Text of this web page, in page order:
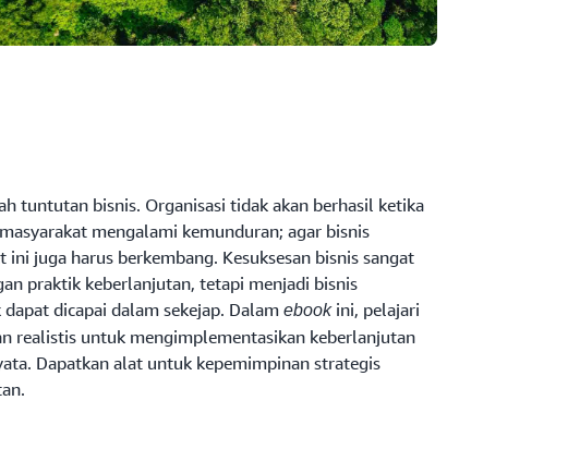
tuntutan bisnis. Organisasi tidak akan berhasil ketika
mengalami kemunduran; agar bisnis
ini juga harus berkembang. Kesuksesan bisnis sangat
praktik keberlanjutan, tetapi menjadi bisnis
dicapai dalam sekejap. Dalam ebookini, pelajari
realistis untuk mengimplementasikan keberlanjutan
Dapatkan alat untuk kepemimpinan strategis